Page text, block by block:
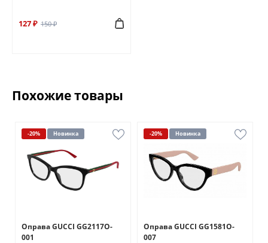
127 ₽ 150 ₽
Похожие товары
-20% Новинка
Оправа GUCCI GG2117O-
001
-20% Новинка
Оправа GUCCI GG1581O-
007